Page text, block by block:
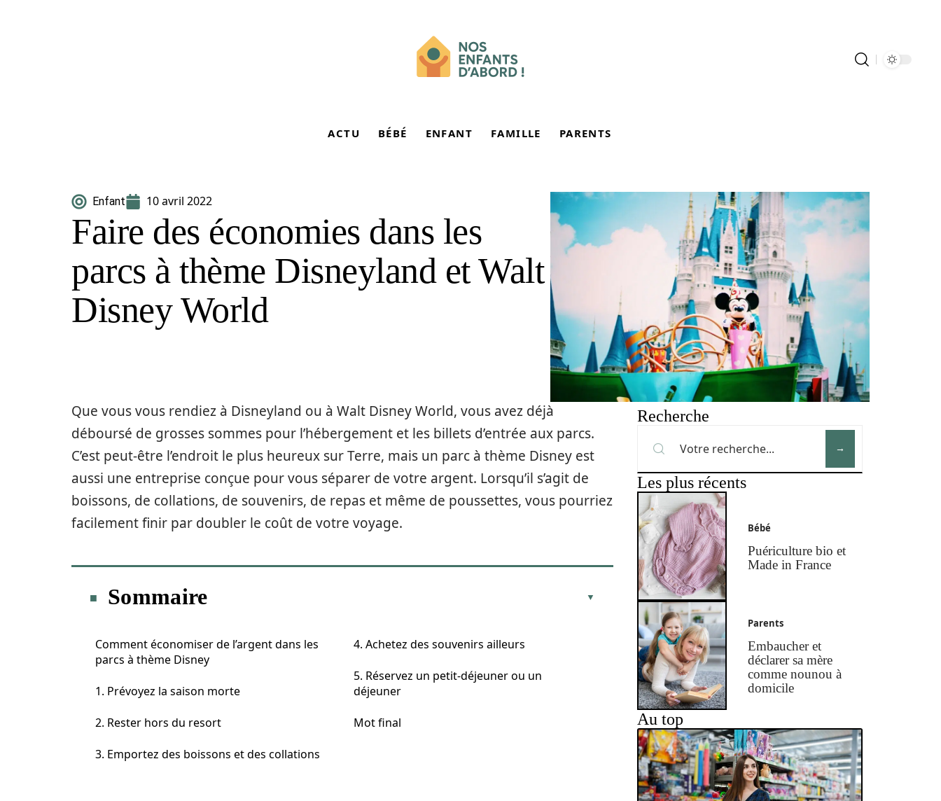
ACTU BÉBÉ ENFANT FAMILLE PARENTS
Enfant 10 avril 2022
Faire des économies dans les
parcs à thème Disneyland et Walt
Disney World
Que vous vous rendiez à Disneyland ou à Walt Disney World, vous avez déjà
déboursé de grosses sommes pour l’hébergement et les billets d’entrée aux parcs.
C’est peut-être l’endroit le plus heureux sur Terre, mais un parc à thème Disney est
aussi une entreprise conçue pour vous séparer de votre argent. Lorsqu’il s’agit de
boissons, de collations, de souvenirs, de repas et même de poussettes, vous pourriez
facilement finir par doubler le coût de votre voyage.
Sommaire
Comment économiser de l’argent dans les
parcs à thème Disney
1. Prévoyez la saison morte
2. Rester hors du resort
3. Emportez des boissons et des collations
4. Achetez des souvenirs ailleurs
5. Réservez un petit-déjeuner ou un
déjeuner
Mot final
Recherche
Les plus récents
Bébé
Puériculture bio et
Made in France
Parents
Embaucher et
déclarer sa mère
comme nounou à
domicile
Au top